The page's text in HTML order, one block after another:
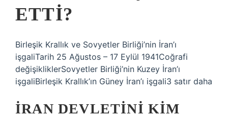
ETTI?
Birleşik Krallık ve Sovyetler Birliği’nin İran’ı
işgaliTarih 25 Ağustos – 17 Eylül 1941Coğrafi
değişikliklerSovyetler Birliği’nin Kuzey İran’ı
işgaliBirleşik Krallık’ın Güney İran’ı işgali3 satır daha
İRAN DEVLETINI KIM